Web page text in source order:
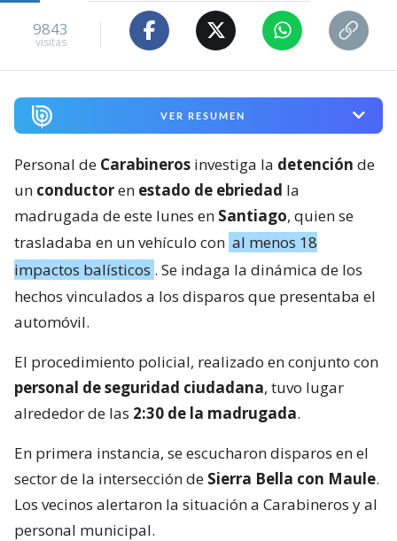
9843
visitas
VER RESUMEN
Personal de Carabineros investiga la detención de
un conductoren estado de ebriedad la
madrugada de este lunes en Santiago, quien se
trasladaba en un vehículo con al menos 18
impactos balísticos . Se indaga la dinámica de los
hechos vinculados a los disparos que presentaba el
automóvil.
El procedimiento policial, realizado en conjunto con
personal de seguridad ciudadana, tuvo lugar
alrededor de las 2:30 de la madrugada.
En primera instancia, se escucharon disparos en el
sector de la intersección de Sierra Bella con Maule.
Los vecinos alertaron la situación a Carabineros y al
personal municipal.